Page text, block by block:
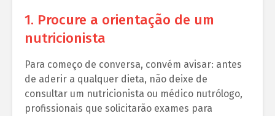
1. Procure a orientação de um
nutricionista
Para começo de conversa, convém avisar: antes
de aderir a qualquer dieta, não deixe de
consultar um nutricionista ou médico nutrólogo,
profissionais que solicitarão exames para